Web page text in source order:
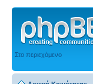
Στο περιεχόμενο